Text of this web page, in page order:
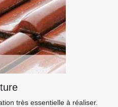
très essentielle à réaliser.